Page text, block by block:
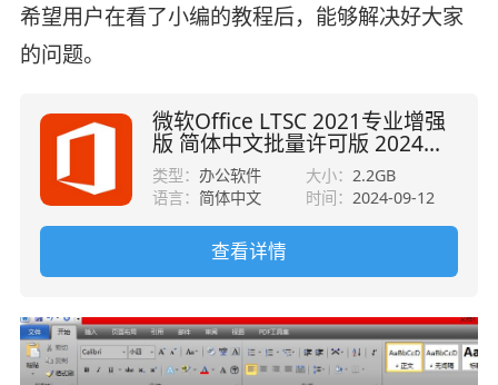
希望用户在看了小编的教程后，能够解决好大家
的问题。
微软Office LTSC 2021专业增强
版 简体中文批量许可版 2024年
09月更新
类型：办公软件 大小： 2.2GB
语言： 简体中文 时间： 2024-09-12
查看详情